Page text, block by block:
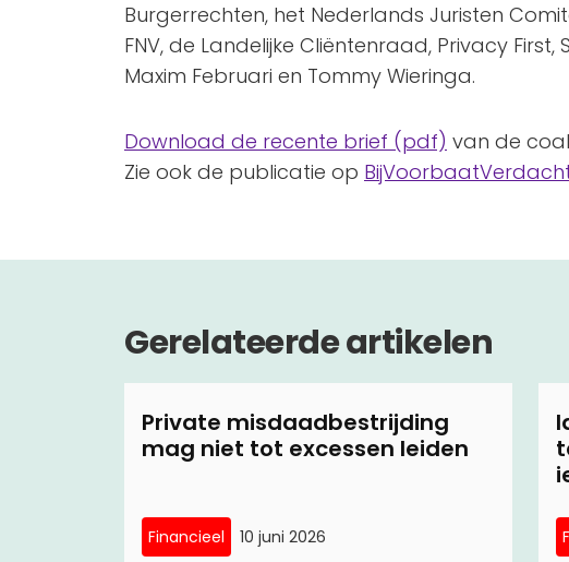
Burgerrechten, het Nederlands Juristen
FNV, de Landelijke Cliëntenraad, Privacy First,
Maxim Februari en Tommy Wieringa.
Download de recente brief (pdf) van de
Zie ook de publicatie op
Gerelateerde artikelen
Private misdaadbestrijding
mag niet tot excessen leiden
Financieel 10 juni 2026